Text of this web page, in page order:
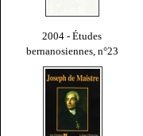
2004 - Études
bernanosiennes, n°23